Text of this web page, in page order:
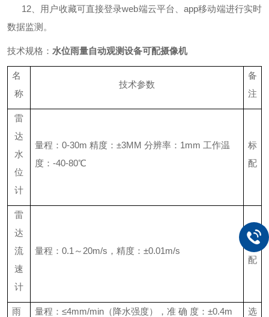
12 、用户收藏可直接登录web端云平台、app移动端进行实时
数据监测。
技术规格： 水位雨量自动观测设备可配摄像机
名
称
技术参数
备
注
雷
达
水
位
计
量程： 0-30m 精度：±3MM 分辨率： 1mm 工作温
度： -40-80℃
标
配
雷
达
流
速
计
量程： 0.1 ～ 20m/s ，精度：±0.01m/s
选
配
雨
量程：≤4mm/min （降水强度），准 确 度：±0.4m
选